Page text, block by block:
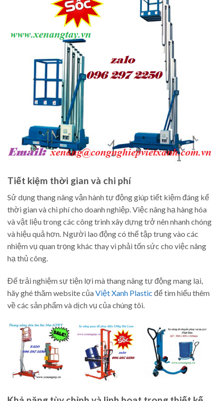
Tiết kiệm thời gian và chi phí
Sử dụng thang nâng vận hành tự động giúp tiết kiệm đáng kể
thời gian và chi phí cho doanh nghiệp. Việc nâng hạ hàng hóa
và vật liệu trong các công trình xây dựng trở nên nhanh chóng
và hiệu quả hơn. Người lao động có thể tập trung vào các
nhiệm vụ quan trọng khác thay vì phải tốn sức cho việc nâng
hạ thủ công.
Để trải nghiệm sự tiện lợi mà thang nâng tự động mang lại,
hãy ghé thăm website củaViệt Xanh Plastic để tìm hiểu thêm
về các sản phẩm và dịch vụ của chúng tôi.